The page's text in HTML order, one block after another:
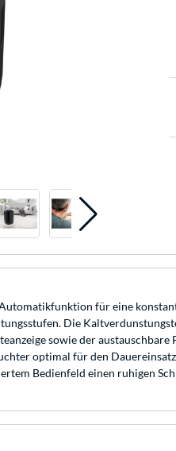
für eine
Die
sowie der
optimal für den
Bedienfeld einen ruhigen